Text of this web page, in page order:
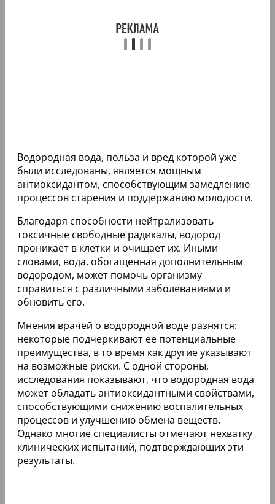
Водородная вода, польза и вред которой уже
были исследованы, является мощным
антиоксидантом, способствующим замедлению
процессов старения и поддержанию молодости.
Благодаря способности нейтрализовать
токсичные свободные радикалы, водород
проникает в клетки и очищает их. Иными
словами, вода, обогащенная дополнительным
водородом, может помочь организму
справиться с различными заболеваниями и
обновить его.
Мнения врачей о водородной воде разнятся:
некоторые подчеркивают ее потенциальные
преимущества, в то время как другие указывают
на возможные риски. С одной стороны,
исследования показывают, что водородная вода
может обладать антиоксидантными свойствами,
способствующими снижению воспалительных
процессов и улучшению обмена веществ.
Однако многие специалисты отмечают нехватку
клинических испытаний, подтверждающих эти
результаты.